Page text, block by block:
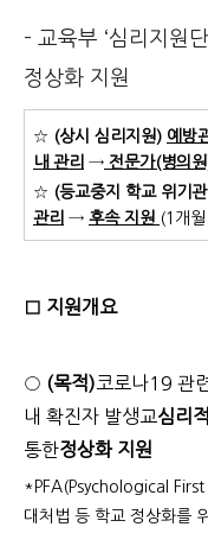
- 교육부 ‘심리지원
정상화 지원
☆ (상시 심리지원) 예방
내 관리 → 전문가(병의
☆ (등교중지 학교 위기
관리 → 후속 지원 (1개
□ 지원개요
○ (목적)코로나19 관
내 확진자 발생교심리
통한정상화 지원
* PFA(Psychological
대처법 등 학교 정상화를